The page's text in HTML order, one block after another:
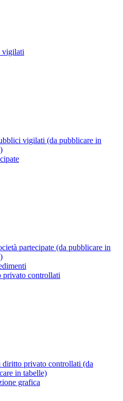
vigilati
vigilati (da pubblicare in
partecipate (da pubblicare in
controllati
diritto privato controllati (da
in tabelle)
grafica